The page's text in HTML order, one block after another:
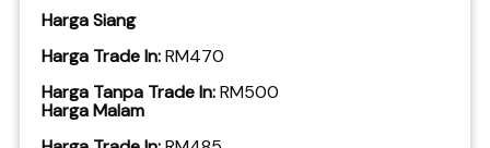
Harga Siang
Harga Trade In:RM470
Harga Tanpa Trade In:RM500
Harga Malam